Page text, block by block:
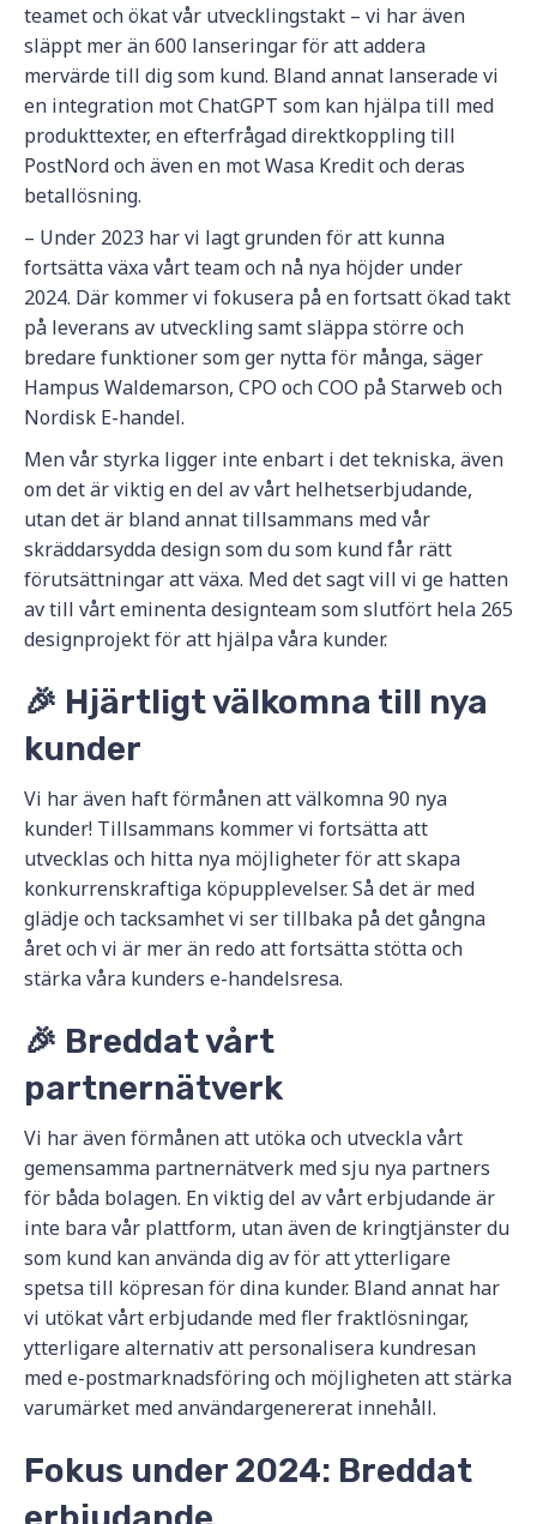
teamet och ökat vår utvecklingstakt – vi har även
släppt mer än 600 lanseringar för att addera
mervärde till dig som kund. Bland annat lanserade vi
en integration mot ChatGPT som kan hjälpa till med
produkttexter, en efterfrågad direktkoppling till
PostNord och även en mot Wasa Kredit och deras
betallösning.
– Under 2023 har vi lagt grunden för att kunna
fortsätta växa vårt team och nå nya höjder under
2024. Där kommer vi fokusera på en fortsatt ökad takt
på leverans av utveckling samt släppa större och
bredare funktioner som ger nytta för många, säger
Hampus Waldemarson, CPO och COO på Starweb och
Nordisk E-handel.
Men vår styrka ligger inte enbart i det tekniska, även
om det är viktig en del av vårt helhetserbjudande,
utan det är bland annat tillsammans med vår
skräddarsydda design som du som kund får rätt
förutsättningar att växa. Med det sagt vill vi ge hatten
av till vårt eminenta designteam som slutfört hela 265
designprojekt för att hjälpa våra kunder.
🎉 Hjärtligt välkomna till nya
kunder
Vi har även haft förmånen att välkomna 90 nya
kunder! Tillsammans kommer vi fortsätta att
utvecklas och hitta nya möjligheter för att skapa
konkurrenskraftiga köpupplevelser. Så det är med
glädje och tacksamhet vi ser tillbaka på det gångna
året och vi är mer än redo att fortsätta stötta och
stärka våra kunders e-handelsresa.
🎉 Breddat vårt
partnernätverk
Vi har även förmånen att utöka och utveckla vårt
gemensamma partnernätverk med sju nya partners
för båda bolagen. En viktig del av vårt erbjudande är
inte bara vår plattform, utan även de kringtjänster du
som kund kan använda dig av för att ytterligare
spetsa till köpresan för dina kunder. Bland annat har
vi utökat vårt erbjudande med fler fraktlösningar,
ytterligare alternativ att personalisera kundresan
med e-postmarknadsföring och möjligheten att stärka
varumärket med användargenererat innehåll.
Fokus under 2024: Breddat